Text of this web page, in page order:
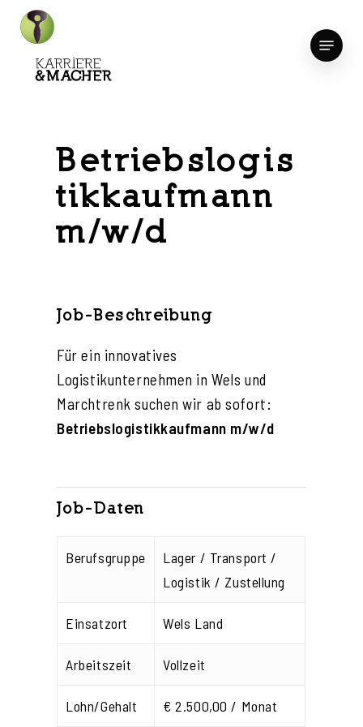
Skip
content
Menu
Betriebslogis
tikkaufmann
m/w/d
Job-Beschreibung
Für ein innovatives
Logistikunternehmen in Wels und
Marchtrenk suchen wir ab sofort:
Betriebslogistikkaufmann m/w/d
Job-Daten
Berufsgruppe
Lager / Transport /
Logistik / Zustellung
Einsatzort Wels Land
Arbeitszeit Vollzeit
Lohn/Gehalt € 2.500,00 / Monat
Close